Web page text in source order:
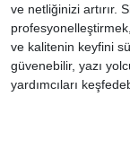
ve netliğinizi artırır.
ve kalitenin keyfini
güvenebilir, yazı
yardımcıları